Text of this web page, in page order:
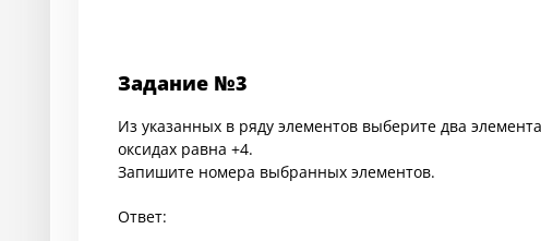
Задание №3
Из указанных в ряду элементов выберите два
оксидах равна +4.
Запишите номера выбранных элементов.
Ответ: